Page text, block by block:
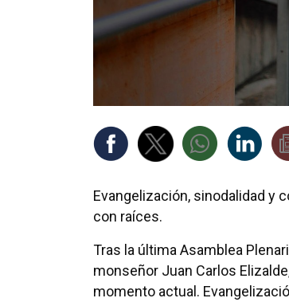
Evangelización, sinodalidad y
con raíces.
Tras la última Asamblea
monseñor Juan Carlos
momento actual.